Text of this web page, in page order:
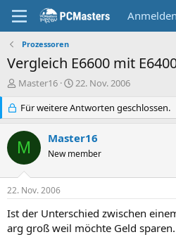
Anmelden
Prozessoren
Vergleich E6600 mit
E
s
t
e
l
e
Master16
E
s
t
l
l
m
22. Nov. 2006
Für weitere Antworten geschlossen.
M Master16
New member
22. Nov. 2006
Ist der Unterschied zwischen
arg groß weil möchte Geld